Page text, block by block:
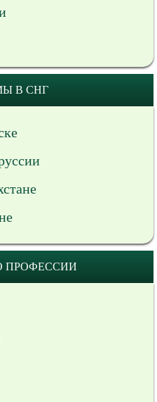
В СНГ
ПРОФЕССИИ